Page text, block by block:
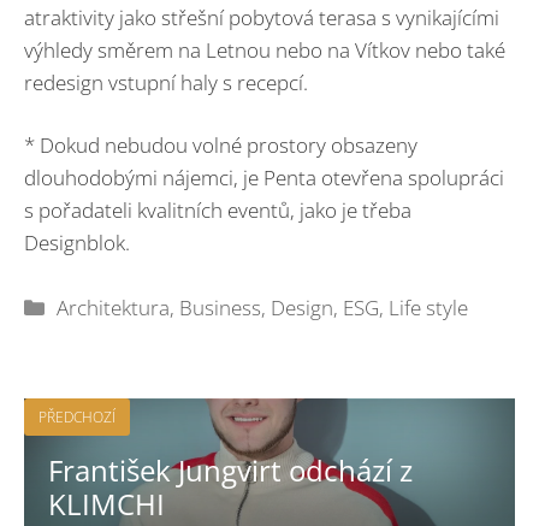
atraktivity jako střešní pobytová terasa s vynikajícími
výhledy směrem na Letnou nebo na Vítkov nebo také
redesign vstupní haly s recepcí.
* Dokud nebudou volné prostory obsazeny
dlouhodobými nájemci, je Penta otevřena spolupráci
s pořadateli kvalitních eventů, jako je třeba
Designblok.
Rubriky
Architektura, Business, Design, ESG, Life style
PŘEDCHOZÍ
František Jungvirt odchází z
KLIMCHI